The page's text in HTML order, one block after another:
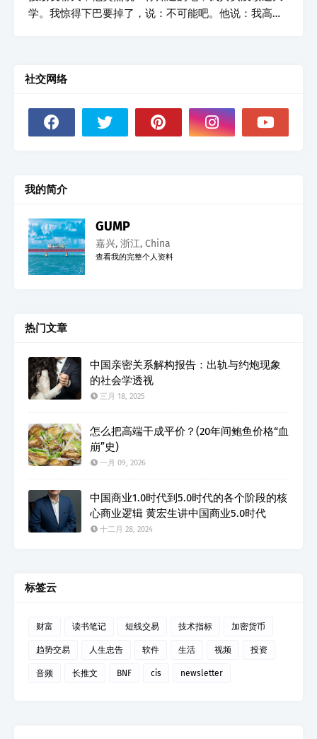
学。我惊得下巴要掉了，说：不可能吧。他说：我高中
有学习不好的才去读普通高中。可是我中专出来，发现
间工人。中专生和民工干的活一模一样，两百斤的化
肥，一袋袋抗，累得要死，什么活都干，班组长让你扫
社交网络
我的简介
GUMP
嘉兴, 浙江, China
查看我的完整个人资料
热门文章
中国亲密关系解构报告：出轨与约炮现象
的社会学透视
三月 18, 2025
怎么把高端干成平价？(20年间鲍鱼价格“血
崩”史)
一月 09, 2026
中国商业1.0时代到5.0时代的各个阶段的核
心商业逻辑 黄宏生讲中国商业5.0时代
十二月 28, 2024
标签云
财富 读书笔记 短线交易 技术指标 加密货币
趋势交易 人生忠告 软件 生活 视频 投资
音频 长推文 BNF cis newsletter